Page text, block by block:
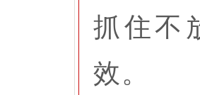
抓住不
效。